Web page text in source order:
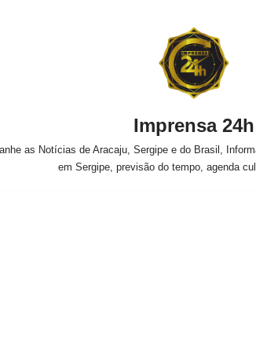
Imprensa 24h
as Notícias de Aracaju, Sergipe e do Brasil,
em Sergipe, previsão do tempo, agenda